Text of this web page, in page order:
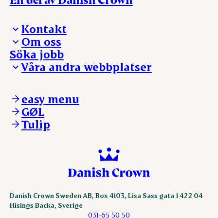
Kontakt
Presskontakt – För dig som är journalist
Reklamation
Visselblåsning
Om oss
Vi tar ledningen
Våra ställen
Söka jobb
Våra andra webbplatser
ESS-FOOD.com
KLS.se
nordicspoor.com
easy menu
GØL
Tulip
Danish Crown Sweden AB, Box 4103, Lisa Sass gata 1 422 04
Hisings Backa, Sverige
031-65 50 50